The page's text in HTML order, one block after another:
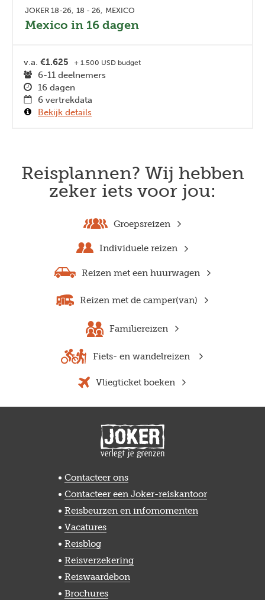
JOKER 18-26 18 - 26 MEXICO
Mexico in 16 dagen
v.a. €1.625 + 1.500 USD budget
6-11 deelnemers
16 dagen
6 vertrekdata
Bekijk details
Reisplannen? Wij hebben
zeker iets voor jou:
Groepsreizen
Individuele reizen
Reizen met een huurwagen
Reizen met de camper(van)
Familiereizen
Fiets- en wandelreizen
Vliegticket boeken
Contacteer ons
Contacteer een Joker-reiskantoor
Reisbeurzen en infomomenten
Vacatures
Reisblog
Reisverzekering
Reiswaardebon
Brochures